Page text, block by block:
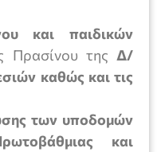
και παιδικών
Πρασίνου της Δ/
καθώς και τις
των υποδομών
και